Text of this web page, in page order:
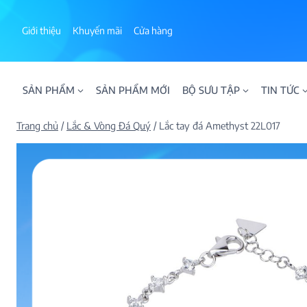
Giới thiệu Khuyến mãi Cửa hàng
SẢN PHẨM SẢN PHẨM MỚI BỘ SƯU TẬP
ALPHA AURA
BST BLOOM
BST NHẪN KIM
FAMILY
TIN TỨC
Trang chủ / Lắc & Vòng Đá Quý / Lắc tay đá Amethyst 22L017